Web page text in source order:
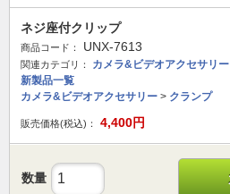
ネジ座付クリップ
商品コード： UNX-7613
関連カテゴリ：
カメラ&ビデオアクセサリー
新製品一覧
カメラ&ビデオアクセサリー > クランプ
販売価格(税込)： 4,400円
数量